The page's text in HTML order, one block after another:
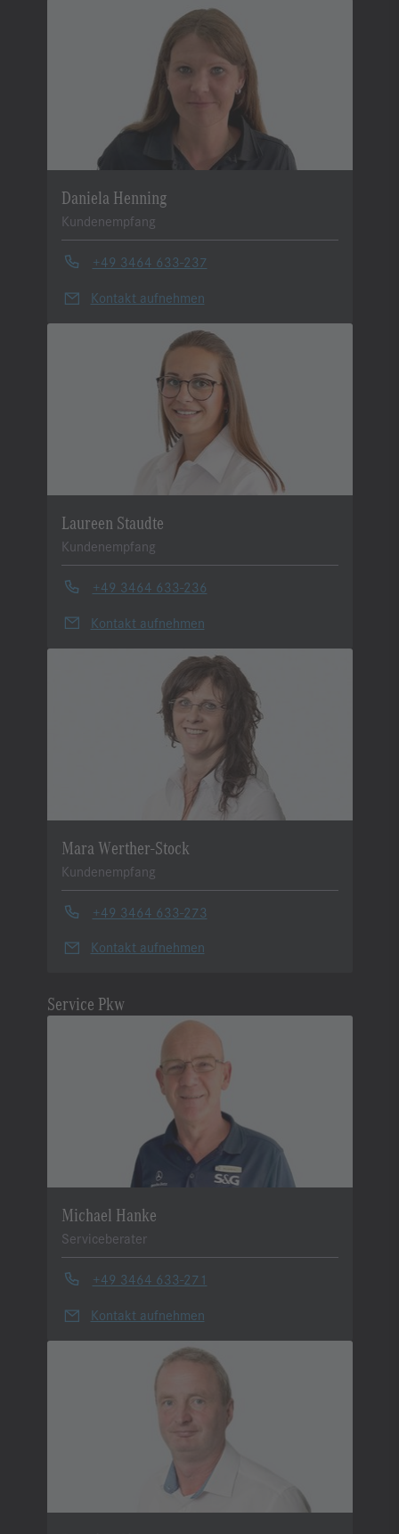
Daniela Henning
Kundenempfang
+49 3464 633-237
Kontakt aufnehmen
Laureen Staudte
Kundenempfang
+49 3464 633-236
Kontakt aufnehmen
Mara Werther-Stock
Kundenempfang
+49 3464 633-273
Kontakt aufnehmen
Service Pkw
Michael Hanke
Serviceberater
+49 3464 633-271
Kontakt aufnehmen